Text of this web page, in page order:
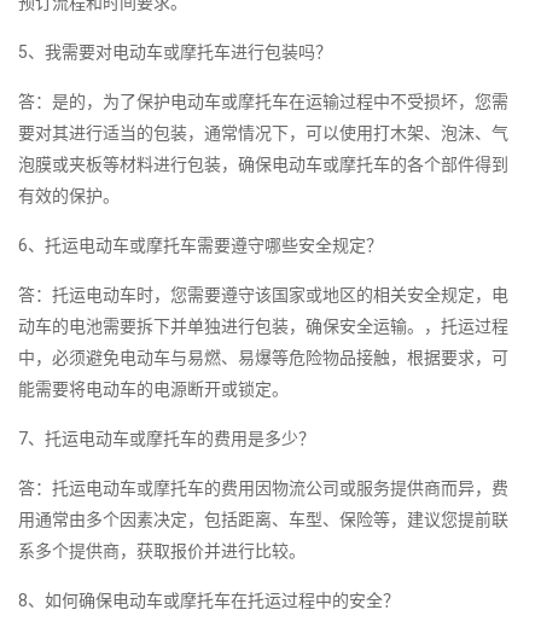
5、我需要对电动车或摩托车进行包装吗？
答：是的，为了保护电动车或摩托车在运输过程中不受损坏，您需
要对其进行适当的包装，通常情况下，可以使用打木架、泡沫、气
泡膜或夹板等材料进行包装，确保电动车或摩托车的各个部件得到
有效的保护。
6、托运电动车或摩托车需要遵守哪些安全规定？
答：托运电动车时，您需要遵守该国家或地区的相关安全规定，电
动车的电池需要拆下并单独进行包装，确保安全运输。，托运过程
中，必须避免电动车与易燃、易爆等危险物品接触，根据要求，可
能需要将电动车的电源断开或锁定。
7、托运电动车或摩托车的费用是多少？
答：托运电动车或摩托车的费用因物流公司或服务提供商而异，费
用通常由多个因素决定，包括距离、车型、保险等，建议您提前联
系多个提供商，获取报价并进行比较。
8、如何确保电动车或摩托车在托运过程中的安全？